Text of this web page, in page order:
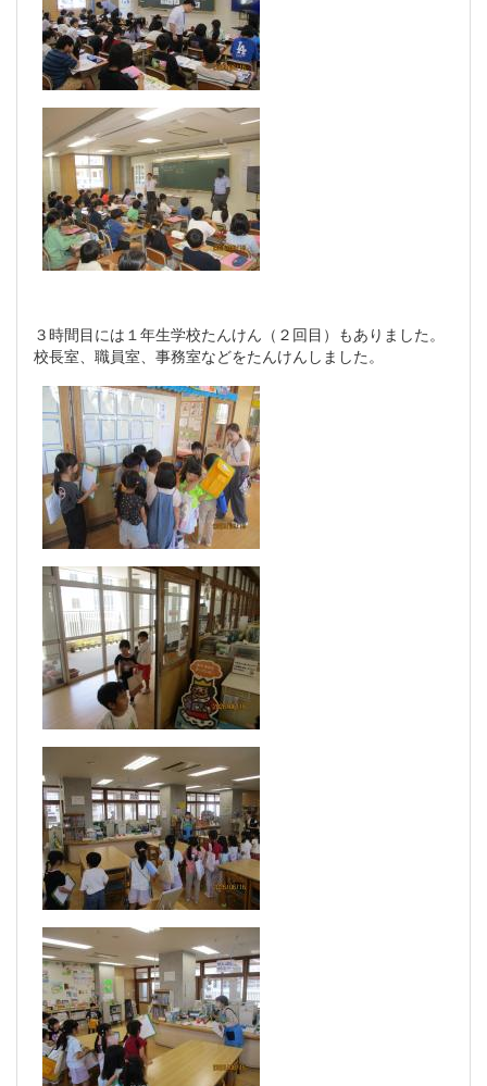
３時間目には１年生学校たんけん（２回目）もありました。
校長室、職員室、事務室などをたんけんしました。